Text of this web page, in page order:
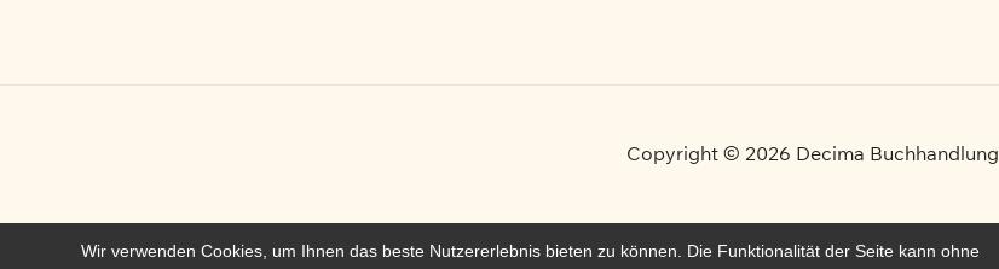
Copyright © 2026 Decima Buchhandlung
Wir verwenden Cookies, um Ihnen das beste Nutzererlebnis bieten zu können. Die Funktionalität der Seite kann ohne